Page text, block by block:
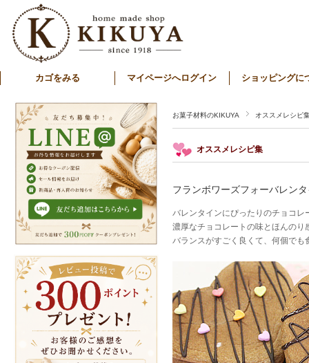
カゴをみる マイページへログイン ショッピングに
お菓子材料のKIKUYA オススメレシピ
オススメレシピ集
フランボワーズフォーバレン
バレンタインにぴったりのチョコ
濃厚なチョコレートの味とほんのり
バランスがすごく良くて、何個でも